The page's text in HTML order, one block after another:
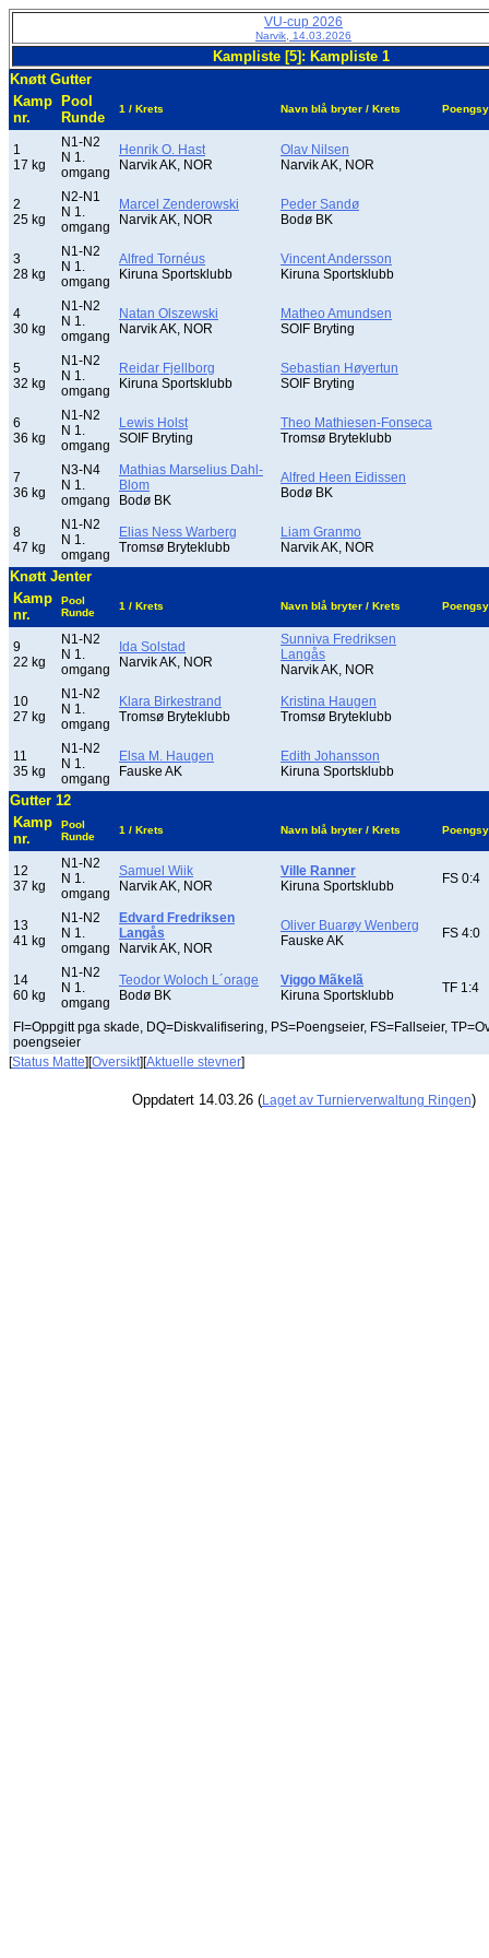
VU-cup 2026
Narvik, 14.03.2026
Kampliste [5]: Kampliste 1
Knøtt Gutter
Kamp
nr.
Pool
Runde
1 / Krets Navn blå bryter / Krets
1
17 kg
N1-N2
N 1.
omgang
Henrik O. Hast
Narvik AK, NOR
Olav Nilsen
Narvik AK, NOR
2
25 kg
N2-N1
N 1.
omgang
Marcel Zenderowski
Narvik AK, NOR
Peder Sandø
Bodø BK
3
28 kg
N1-N2
N 1.
omgang
Alfred Tornéus
Kiruna Sportsklubb
Vincent Andersson
Kiruna Sportsklubb
4
30 kg
N1-N2
N 1.
omgang
Natan Olszewski
Narvik AK, NOR
Matheo Amundsen
SOIF Bryting
5
32 kg
N1-N2
N 1.
omgang
Reidar Fjellborg
Kiruna Sportsklubb
Sebastian Høyertun
SOIF Bryting
6
36 kg
N1-N2
N 1.
omgang
Lewis Holst
SOIF Bryting
Theo Mathiesen-Fonseca
Tromsø Bryteklubb
7
36 kg
N3-N4
N 1.
omgang
Mathias Marselius Dahl-
Blom
Bodø BK
Alfred Heen Eidissen
Bodø BK
8
47 kg
N1-N2
N 1.
omgang
Elias Ness Warberg
Tromsø Bryteklubb
Liam Granmo
Narvik AK, NOR
Knøtt Jenter
Kamp
nr.
Pool
Runde
1 / Krets Navn blå bryter / Krets
9
22 kg
N1-N2
N 1.
omgang
Ida Solstad
Narvik AK, NOR
Sunniva Fredriksen
Langås
Narvik AK, NOR
10
27 kg
N1-N2
N 1.
omgang
Klara Birkestrand
Tromsø Bryteklubb
Kristina Haugen
Tromsø Bryteklubb
11
35 kg
N1-N2
N 1.
omgang
Elsa M. Haugen
Fauske AK
Edith Johansson
Kiruna Sportsklubb
Gutter 12
Kamp
nr.
Pool
Runde
1 / Krets Navn blå bryter / Krets
12
37 kg
N1-N2
N 1.
omgang
Samuel Wiik
Narvik AK, NOR
Ville Ranner
Kiruna Sportsklubb
FS 0:4
13
41 kg
N1-N2
N 1.
omgang
Edvard Fredriksen
Langås
Narvik AK, NOR
Oliver Buarøy Wenberg
Fauske AK
FS 4:0
14
60 kg
N1-N2
N 1.
omgang
Teodor Woloch L´orage
Bodø BK
Viggo Mãkelã
Kiruna Sportsklubb
TF 1:4
FI=Oppgitt pga skade, DQ=Diskvalifisering, PS=Poengseier, FS=Fallseier,
poengseier
[Status Matte][Oversikt][Aktuelle stevner]
Oppdatert 14.03.26 (Laget av Turnierverwaltung Ringen)